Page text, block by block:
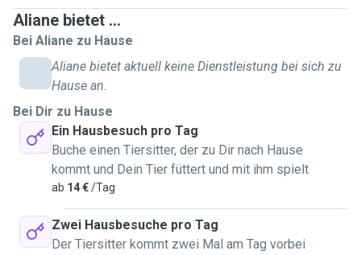
Aliane bietet ...
Bei Aliane zu Hause
Aliane bietet aktuell keine Dienstleistung bei sich zu
Hause an.
Bei Dir zu Hause
Ein Hausbesuch pro Tag
Buche einen Tiersitter, der zu Dir nach Hause
kommt und Dein Tier füttert und mit ihm spielt
ab 14 €/Tag
Zwei Hausbesuche pro Tag
Der Tiersitter kommt zwei Mal am Tag vorbei